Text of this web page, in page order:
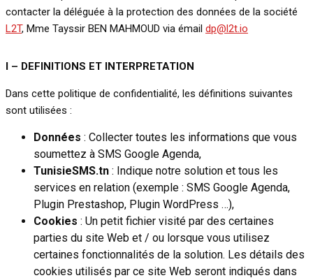
contacter la déléguée à la protection des données de la société
L2T, Mme Tayssir BEN MAHMOUD via émail dp@l2t.io
I – DEFINITIONS ET INTERPRETATION
Dans cette politique de confidentialité, les définitions suivantes
sont utilisées :
Données : Collecter toutes les informations que vous
soumettez à SMS Google Agenda,
TunisieSMS.tn : Indique notre solution et tous les
services en relation (exemple : SMS Google Agenda,
Plugin Prestashop, Plugin WordPress …),
Cookies : Un petit fichier visité par des certaines
parties du site Web et / ou lorsque vous utilisez
certaines fonctionnalités de la solution. Les détails des
cookies utilisés par ce site Web seront indiqués dans